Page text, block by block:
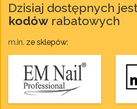
Dzisiaj dostępnych
kodów rabatowych
m.in. ze sklepów: